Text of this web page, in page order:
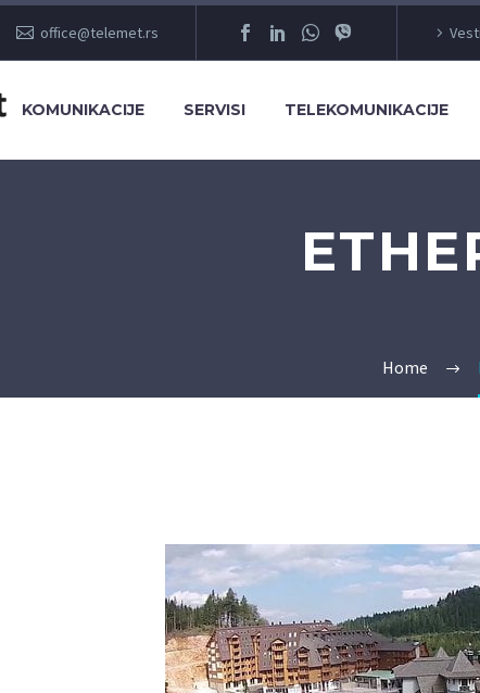
office@telemet.rs Vesti
KOMUNIKACIJE SERVISI TELEKOMUNIKACIJE
Home